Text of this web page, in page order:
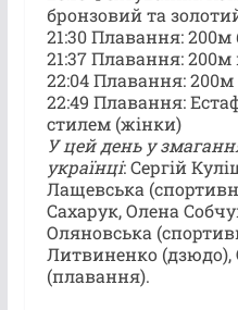
бронзовий та
21:30 Плавання:
21:37 Плавання: 200м
22:04 Плавання:
22:49 Плавання:
стилем (жінки)
У цей день у
українці: Сергій
Лащевська
Сахарук, Олена
Оляновська
Литвиненко
(плавання).